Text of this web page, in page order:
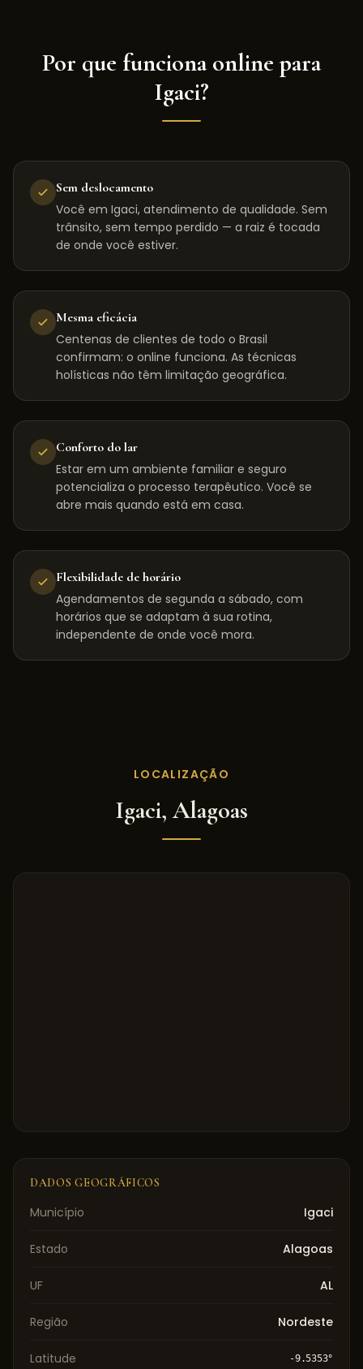
Por que funciona online para
Igaci?
Sem deslocamento
Você em Igaci, atendimento de qualidade. Sem
trânsito, sem tempo perdido — a raiz é tocada
de onde você estiver.
Mesma eficácia
Centenas de clientes de todo o Brasil
confirmam: o online funciona. As técnicas
holísticas não têm limitação geográfica.
Conforto do lar
Estar em um ambiente familiar e seguro
potencializa o processo terapêutico. Você se
abre mais quando está em casa.
Flexibilidade de horário
Agendamentos de segunda a sábado, com
horários que se adaptam à sua rotina,
independente de onde você mora.
LOCALIZAÇÃO
Igaci,Alagoas
DADOS GEOGRÁFICOS
Município Igaci
Estado Alagoas
UF AL
Região Nordeste
Latitude -9.5353°